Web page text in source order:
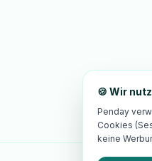
🍪 Wir
Penday
Cookies
keine